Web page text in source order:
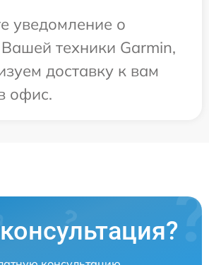
уведомление о
Вашей техники Garmin,
доставку к вам
офис.